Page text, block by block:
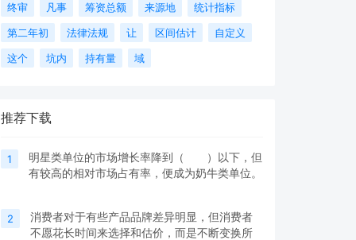
终审
凡事 筹资总额 来源地
统计指标
第二年初
法律法规 让 区间估计
自定义
这个
坑内 持有量 域
推荐下载
1
明星类单位的市场增长率降到（ ）以下，但
有较高的相对市场占有率，便成为奶牛类单位。
2
消费者对于有些产品品牌差异明显，但消费者
不愿花长时间来选择和估价，而是不断变换所